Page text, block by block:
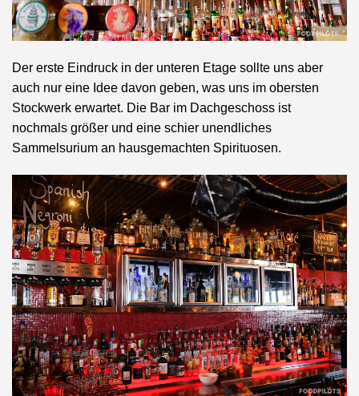
Der erste Eindruck in der unteren Etage sollte uns aber
auch nur eine Idee davon geben, was uns im obersten
Stockwerk erwartet. Die Bar im Dachgeschoss ist
nochmals größer und eine schier unendliches
Sammelsurium an hausgemachten Spirituosen.